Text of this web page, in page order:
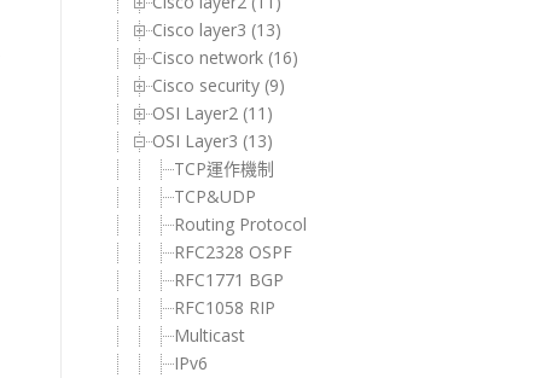
Cisco layer3 (13)
Cisco network (16)
Cisco security (9)
OSI Layer2 (11)
OSI Layer3 (13)
TCP運作機制
TCP&UDP
Routing Protocol
RFC2328 OSPF
RFC1771 BGP
RFC1058 RIP
Multicast
IPv6